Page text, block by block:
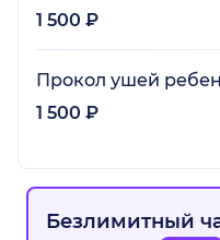
1 500 ₽
Прокол ушей
1 500 ₽
Безлимитный